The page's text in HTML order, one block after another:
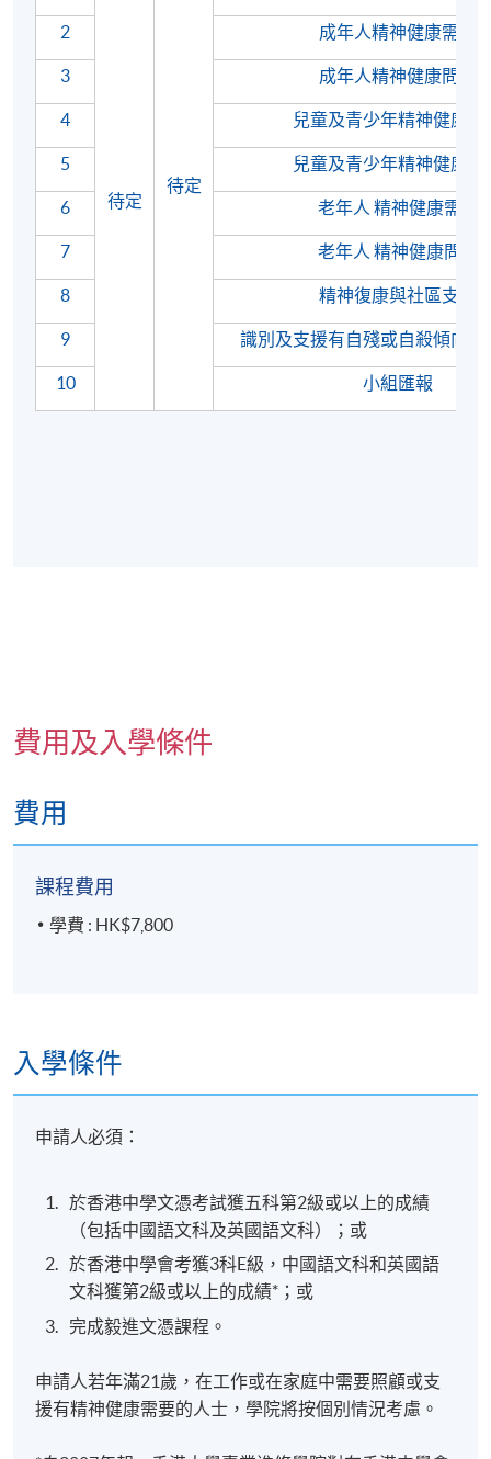
待定
待定
2 成年人精神健康需要
3 成年人精神健康問題
4 兒童及青少年精神健康需
5 兒童及青少年精神健康問
6 老年人 精神健康需要
7 老年人 精神健康問題
8 精神復康與社區支援
9 識別及支援有自殘或自殺傾向及
10 小組匯報
費用及入學條件
費用
課程費用
學費 : HK$7,800
入學條件
申請人必須：
於香港中學文憑考試獲五科第2級或以上的成績
（包括中國語文科及英國語文科）；或
於香港中學會考獲3科E級，中國語文科和英國語
文科獲第2級或以上的成績*；或
完成毅進文憑課程。
申請人若年滿21歲，在工作或在家庭中需要照顧或支
援有精神健康需要的人士，學院將按個別情況考慮。